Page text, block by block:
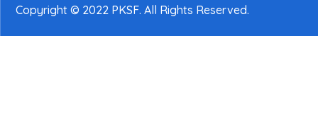
Copyright © 2022 PKSF. All Rights Reserved.